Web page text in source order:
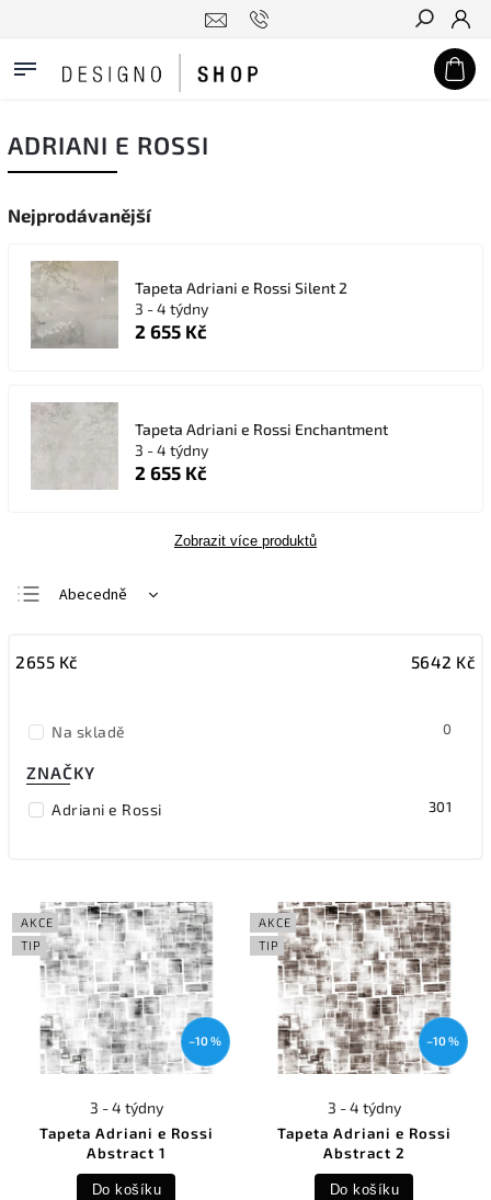
Hledat
ADRIANI E ROSSI
Nejprodávanější
Tapeta Adriani e Rossi Silent 2
3 - 4 týdny
2 655 Kč
Tapeta Adriani e Rossi Enchantment
3 - 4 týdny
2 655 Kč
Zobrazit více produktů
Nejdražší
Abecedně
2655 Kč 5642 Kč
Na skladě 0
ZNAČKY
Adriani e Rossi 301
AKCE
TIP
–10 %
Tapeta Adriani e Rossi
Abstract 1
3 - 4 týdny
Do košíku
AKCE
TIP
–10 %
Tapeta Adriani e Rossi
Abstract 2
3 - 4 týdny
Do košíku